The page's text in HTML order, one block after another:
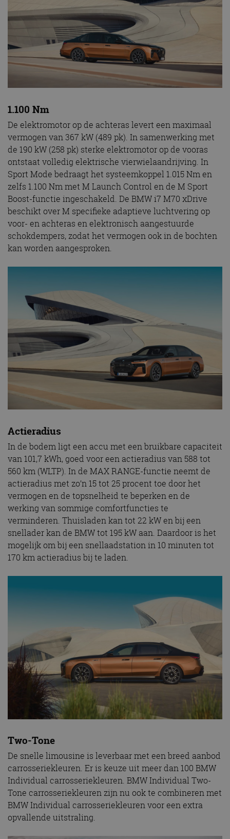
1.100 Nm
De elektromotor op de achteras levert een maximaal
vermogen van 367 kW (489 pk). In samenwerking met
de 190 kW (258 pk) sterke elektromotor op de vooras
ontstaat volledig elektrische vierwielaandrijving. In
Sport Mode bedraagt het systeemkoppel 1.015 Nm en
zelfs 1.100 Nm met M Launch Control en de M Sport
Boost-functie ingeschakeld. De BMW i7 M70 xDrive
beschikt over M specifieke adaptieve luchtvering op
voor- en achteras en elektronisch aangestuurde
schokdempers, zodat het vermogen ook in de bochten
kan worden aangesproken.
Actieradius
In de bodem ligt een accu met een bruikbare capaciteit
van 101,7 kWh, goed voor een actieradius van 588 tot
560 km (WLTP). In de MAX RANGE-functie neemt de
actieradius met zo’n 15 tot 25 procent toe door het
vermogen en de topsnelheid te beperken en de
werking van sommige comfortfuncties te
verminderen. Thuisladen kan tot 22 kW en bij een
snellader kan de BMW tot 195 kW aan. Daardoor is het
mogelijk om bij een snellaadstation in 10 minuten tot
170 km actieradius bij te laden.
Two-Tone
De snelle limousine is leverbaar met een breed aanbod
carrosseriekleuren. Er is keuze uit meer dan 100 BMW
Individual carrosseriekleuren. BMW Individual Two-
Tone carrosseriekleuren zijn nu ook te combineren met
BMW Individual carrosseriekleuren voor een extra
opvallende uitstraling.